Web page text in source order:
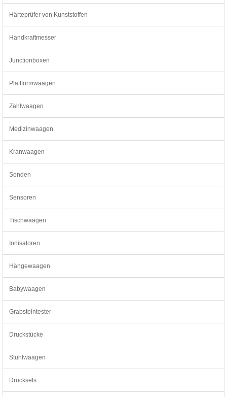
Härteprüfer von Kunststoffen
Handkraftmesser
Junctionboxen
Plattformwaagen
Zählwaagen
Medizinwaagen
Kranwaagen
Sonden
Sensoren
Tischwaagen
Ionisatoren
Hängewaagen
Babywaagen
Grabsteintester
Druckstücke
Stuhlwaagen
Drucksets